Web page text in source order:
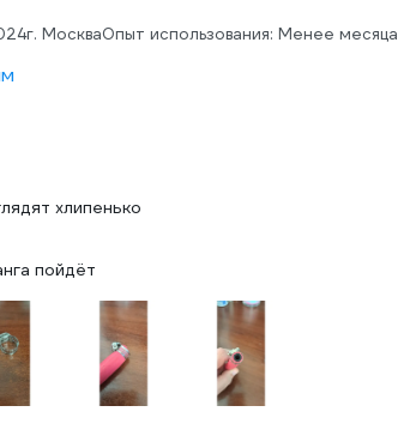
г. МоскваОпыт использования: Менее месяца
хлипенько
пойдёт